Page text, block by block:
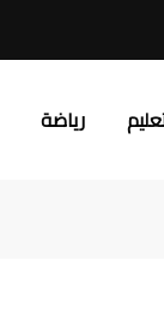
رياضة